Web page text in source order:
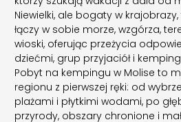
Niewielki, ale bogaty w
łączy w sobie morze, wzgórza,
wioski, oferując przeżycia
dziećmi, grup przyjaciół i
Pobyt na kempingu w Molise to
regionu z pierwszej ręki: od
plażami i płytkimi wodami, po
przyrody, obszary chronione i